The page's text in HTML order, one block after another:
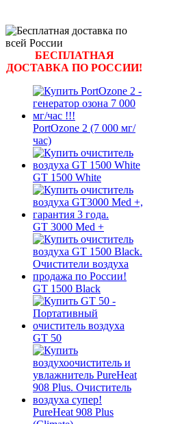
БЕСПЛАТНАЯ
ДОСТАВКА ПО РОССИИ!
PortOzone 2 (7 000 мг/
час)
GT 1500 White
GT 3000 Med +
GT 1500 Black
GT 50
PureHeat 908 Plus